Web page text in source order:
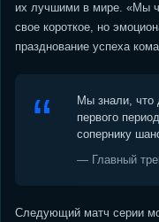
их лучшими в мире. «Мы
свое короткое, но
празднование успеха
Мы знали, что
первого
сопернику
— Главный
Следующий матч серии